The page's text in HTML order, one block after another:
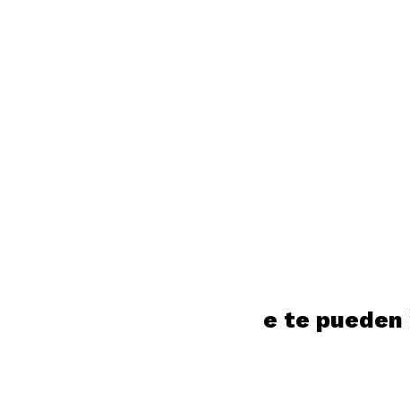
Productos que te